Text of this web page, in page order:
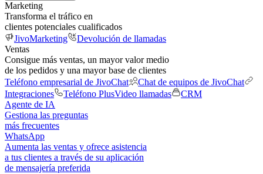
Marketing
Transforma el tráfico en
clientes potenciales cualificados
JivoMarketing
Devolución de llamadas
Ventas
Consigue más ventas, un mayor valor medio
de los pedidos y una mayor base de clientes
Teléfono empresarial de JivoChat
Chat de equipos de JivoChat
Integraciones
Teléfono PlusVideo llamadas
CRM
Agente de IA
Gestiona las preguntas
más frecuentes
WhatsApp
Aumenta las ventas y ofrece asistencia
a tus clientes a través de su aplicación
de mensajería preferida